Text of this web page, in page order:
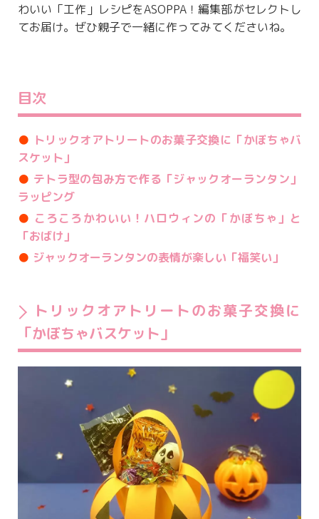
わいい「工作」レシピをASOPPA！編集部がセレクトし
てお届け。ぜひ親子で一緒に作ってみてくださいね。
目次
● トリックオアトリートのお菓子交換に「かぼちゃバ
スケット」
● テトラ型の包み方で作る「ジャックオーランタン」
ラッピング
● ころころかわいい！ハロウィンの「かぼちゃ」と
「おばけ」
● ジャックオーランタンの表情が楽しい「福笑い」
トリックオアトリートのお菓子交換に
「かぼちゃバスケット」